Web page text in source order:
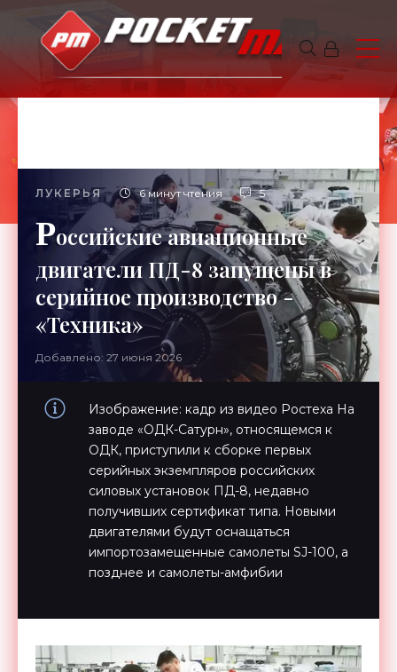
ЛУКЕРЬЯ 6 минут чтения 5
Российские авиационные
двигатели ПД-8 запущены в
серийное производство -
«Техника»
Добавлено: 27 июня 2026
Изображение: кадр из видео Ростеха На
заводе «ОДК-Сатурн», относящемся к
ОДК, приступили к сборке первых
серийных экземпляров российских
силовых установок ПД-8, недавно
получивших сертификат типа. Новыми
двигателями будут оснащаться
импортозамещенные самолеты SJ-100, а
позднее и самолеты-амфибии